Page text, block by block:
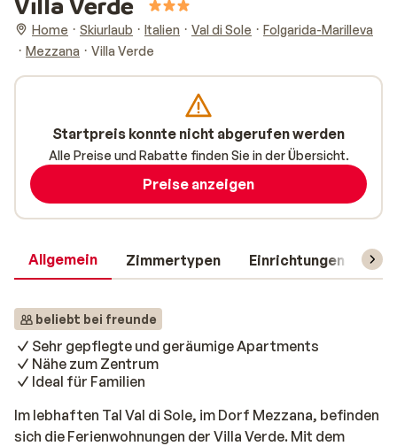
Home Skiurlaub Italien Val di Sole
Folgarida-Marilleva
Mezzana
Villa Verde
Allgemein Zimmertypen Einrichtungen
beliebt bei freunde
Sehr gepflegte und geräumige Apartments
Nähe zum Zentrum
Ideal für Familien
Im lebhaften Tal Val di Sole, im Dorf Mezzana, befinden
sich die Ferienwohnungen der Villa Verde. Mit dem
Startpreis konnte nicht abgerufen werden
Alle Preise und Rabatte finden Sie in der Übersicht.
Preise anzeigen